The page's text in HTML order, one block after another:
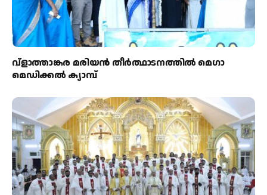
വ്ളാത്താങ്കര മരിയൻ തീർത്ഥാടനത്തിൽ മെഗാ
മെഡിക്കൽ ക്യാമ്പ്